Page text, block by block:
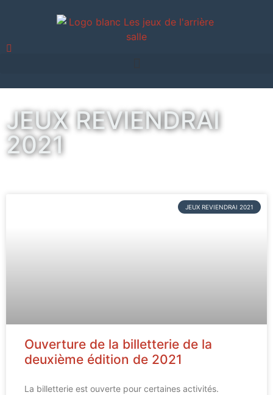
JEUX REVIENDRAI
2021
JEUX REVIENDRAI 2021
Ouverture de la billetterie de la
deuxième édition de 2021
La billetterie est ouverte pour certaines activités.